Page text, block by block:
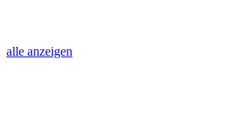
alle anzeigen